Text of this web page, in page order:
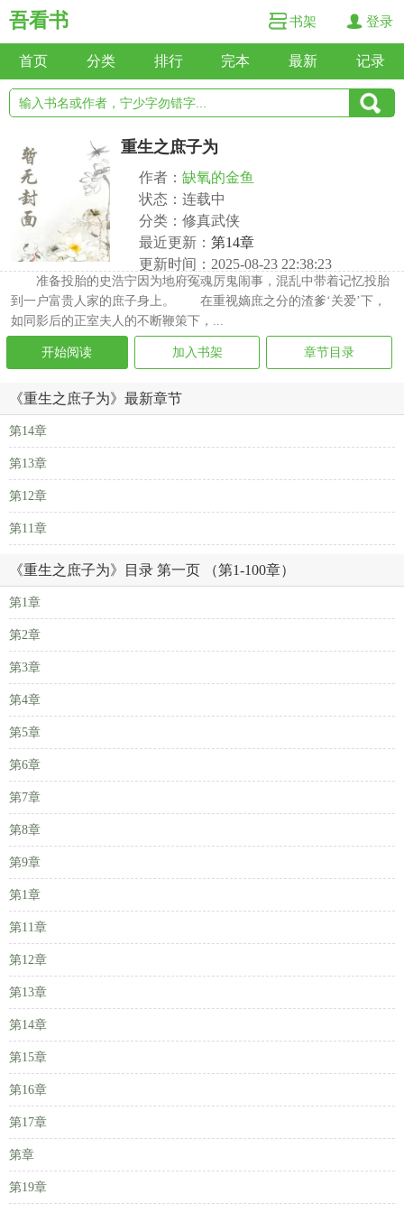
吾看书 书架 登录
首页 分类 排行 完本 最新 记录
重生之庶子为
作者： 缺氧的金鱼
状态：连载中
分类：修真武侠
最近更新： 第14章
更新时间：2025-08-23 22:38:23
准备投胎的史浩宁因为地府冤魂厉鬼闹事，混乱中带着记忆投胎
到一户富贵人家的庶子身上。 在重视嫡庶之分的渣爹‘关爱’下，
如同影后的正室夫人的不断鞭策下，...
开始阅读 加入书架 章节目录
《重生之庶子为》最新章节
第14章
第13章
第12章
第11章
《重生之庶子为》目录 第一页 （第1-100章）
第1章
第2章
第3章
第4章
第5章
第6章
第7章
第8章
第9章
第1章
第11章
第12章
第13章
第14章
第15章
第16章
第17章
第章
第19章